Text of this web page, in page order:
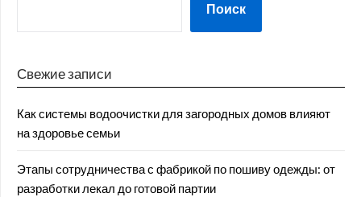
Поиск
Свежие записи
Как системы водоочистки для загородных домов влияют
на здоровье семьи
Этапы сотрудничества с фабрикой по пошиву одежды: от
разработки лекал до готовой партии